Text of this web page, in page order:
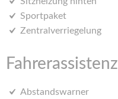
Sportpaket
Zentralverriegelung
Fahrerassistenz
Abstandswarner